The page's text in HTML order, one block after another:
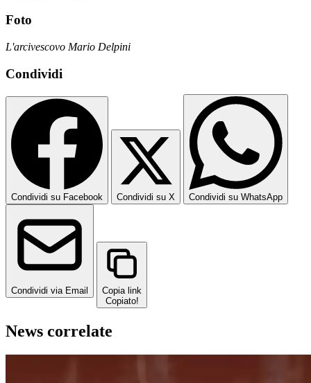
Foto
L'arcivescovo Mario Delpini
Condividi
Condividi su Facebook Condividi su X Condividi su WhatsApp
Condividi via Email
Copia link
Copiato!
News correlate